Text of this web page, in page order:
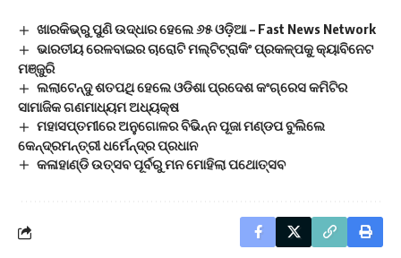
ଖାରକିଭ୍‌ରୁ ପୁଣି ଉଦ୍ଧାର ହେଲେ ୬୫ ଓଡ଼ିଆ – Fast News Network
ଭାରତୀୟ ରେଳବାଇର ଚାରୋଟି ମଲ୍ଟିଟ୍ରାକିଂ ପ୍ରକଳ୍ପକୁ କ୍ୟାବିନେଟ
ମଞ୍ଜୁରି
ଲଲାଟେନ୍ଦୁ ଶତପଥି ହେଲେ ଓଡିଶା ପ୍ରଦେଶ କଂଗ୍ରେସ କମିଟିର
ସାମାଜିକ ଗଣମାଧ୍ୟମ ଅଧ୍ୟକ୍ଷ
ମହାସପ୍ତମୀରେ ଅନୁଗୋଳର ବିଭିନ୍ନ ପୂଜା ମଣ୍ଡପ ବୁଲିଲେ
କେନ୍ଦ୍ରମନ୍ତ୍ରୀ ଧର୍ମେନ୍ଦ୍ର ପ୍ରଧାନ
କଳାହାଣ୍ଡି ଉତ୍ସବ ପୂର୍ବରୁ ମନ ମୋହିଲା ପଥୋତ୍ସବ